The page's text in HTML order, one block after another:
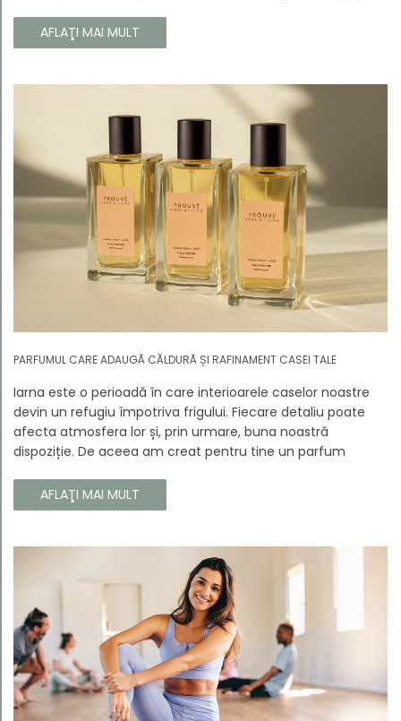
să atragă atenția și să emane un caracter unic și puternic.
AFLAŢI MAI MULT
PARFUMUL CARE ADAUGĂ CĂLDURĂ ȘI RAFINAMENT CASEI TALE
Iarna este o perioadă în care interioarele caselor noastre
devin un refugiu împotriva frigului. Fiecare detaliu poate
afecta atmosfera lor și, prin urmare, buna noastră
dispoziție. De aceea am creat pentru tine un parfum
fiecare colț al casei tale cu căldura și magia aromelor de
iarnă. Noua noastră compoziție combină notele picante și
interiorul casei tale. Te va face să vrei ca momentele
trecătoare ale iernii să dureze mai mult timp.
AFLAŢI MAI MULT